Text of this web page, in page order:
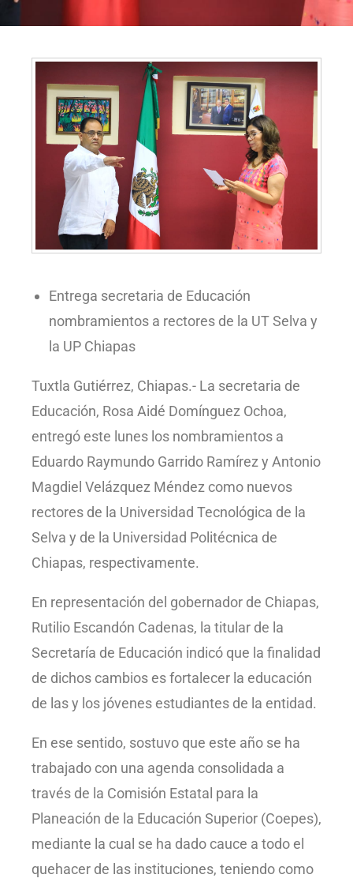
Entrega secretaria de Educación
nombramientos a rectores de la UT Selva y
la UP Chiapas
Tuxtla Gutiérrez, Chiapas.- La secretaria de
Educación, Rosa Aidé Domínguez Ochoa,
entregó este lunes los nombramientos a
Eduardo Raymundo Garrido Ramírez y Antonio
Magdiel Velázquez Méndez como nuevos
rectores de la Universidad Tecnológica de la
Selva y de la Universidad Politécnica de
Chiapas, respectivamente.
En representación del gobernador de Chiapas,
Rutilio Escandón Cadenas, la titular de la
Secretaría de Educación indicó que la finalidad
de dichos cambios es fortalecer la educación
de las y los jóvenes estudiantes de la entidad.
En ese sentido, sostuvo que este año se ha
trabajado con una agenda consolidada a
través de la Comisión Estatal para la
Planeación de la Educación Superior (Coepes),
mediante la cual se ha dado cauce a todo el
quehacer de las instituciones, teniendo como